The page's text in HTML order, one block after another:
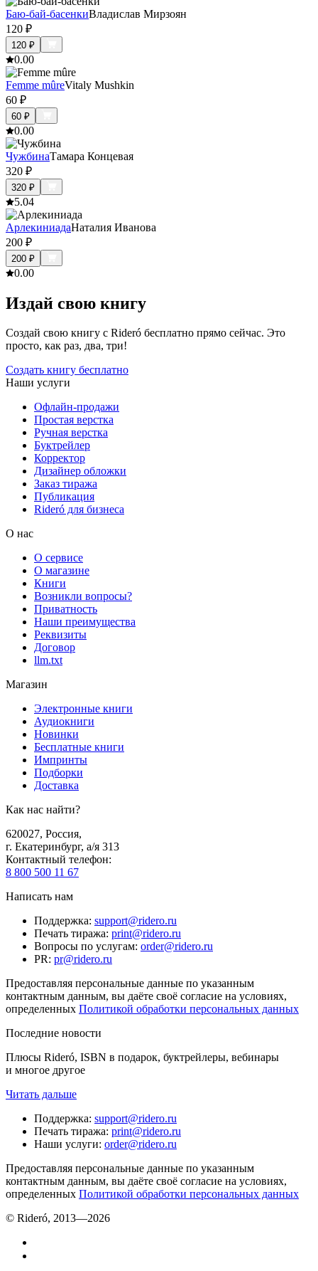
Баю-бай-басенкиВладислав Мирзоян
120 ₽
120 ₽
0.00
Femme mûreVitaly Mushkin
60 ₽
60 ₽
0.00
ЧужбинаТамара Концевая
320 ₽
320 ₽
5.04
АрлекиниадаНаталия Иванова
200 ₽
200 ₽
0.00
Издай свою книгу
Создай свою книгу с Rideró бесплатно прямо сейчас. Это
просто, как раз, два, три!
Создать книгу бесплатно
Наши услуги
Офлайн-продажи
Простая верстка
Ручная верстка
Буктрейлер
Корректор
Дизайнер обложки
Заказ тиража
Публикация
Rideró для бизнеса
О нас
О сервисе
О магазине
Книги
Возникли вопросы?
Приватность
Наши преимущества
Реквизиты
Договор
llm.txt
Магазин
Электронные книги
Аудиокниги
Новинки
Бесплатные книги
Импринты
Подборки
Доставка
Как нас найти?
620027, Россия,
г. Екатеринбург, а/я 313
Контактный телефон:
8 800 500 11 67
Написать нам
Поддержка: support@ridero.ru
Печать тиража: print@ridero.ru
Вопросы по услугам: order@ridero.ru
PR: pr@ridero.ru
Предоставляя персональные данные по указанным
контактным данным, вы даёте своё согласие на условиях,
определенных Политикой обработки персональных данных
Последние новости
Плюсы Rideró, ISBN в подарок, буктрейлеры, вебинары
и многое другое
Читать дальше
Поддержка: support@ridero.ru
Печать тиража: print@ridero.ru
Наши услуги: order@ridero.ru
Предоставляя персональные данные по указанным
контактным данным, вы даёте своё согласие на условиях,
определенных Политикой обработки персональных данных
© Rideró, 2013—2026